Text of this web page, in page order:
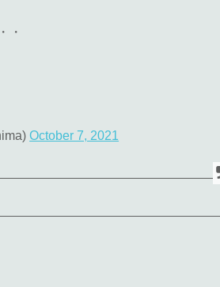
・
October 7, 2021